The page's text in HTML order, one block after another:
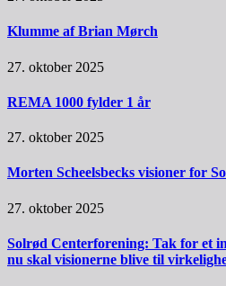
Klumme af Brian Mørch
27. oktober 2025
REMA 1000 fylder 1 år
27. oktober 2025
Morten Scheelsbecks visioner for
27. oktober 2025
Solrød Centerforening: Tak for et
nu skal visionerne blive til